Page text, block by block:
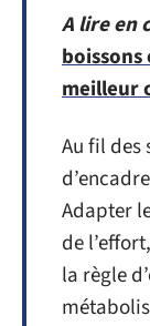
A lire en
boissons
meilleur
Au fil des
Adapter
de
la règle